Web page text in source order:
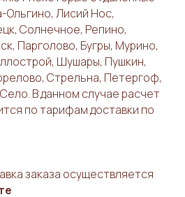
Ольгино, Лисий Нос,
Солнечное, Репино,
Парголово, Бугры, Мурино,
Шушары, Пушкин,
Стрельна, Петергоф,
В данном случае расчет
по тарифам доставки по
заказа осуществляется